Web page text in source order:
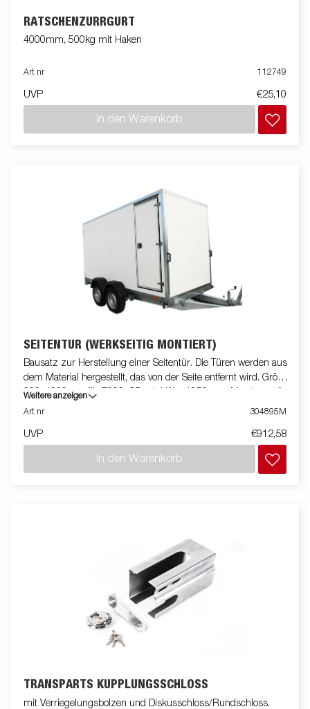
RATSCHENZURRGURT
4000mm, 500kg mit Haken
Art nr 112749
UVP €25,10
In den Warenkorb
SEITENTÜR (WERKSEITIG MONTIERT)
Bausatz zur Herstellung einer Seitentür. Die Türen werden aus
dem Material hergestellt, das von der Seite entfernt wird. Größe
600x1600mm für 7000, CD mit Höhe 1850mm. Montiert auf
Anhänger
Weitere anzeigen
Art nr
304895M
UVP €912,58
In den Warenkorb
TRANSPARTS KUPPLUNGSSCHLOSS
mit Verriegelungsbolzen und Diskusschloss/Rundschloss.